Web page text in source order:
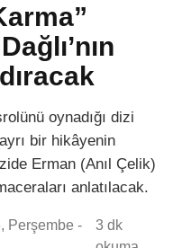
oynadığı dizi
bir hikâyenin
Erman (Anıl Çelik)
anlatılacak.
Perşembe -
3 dk